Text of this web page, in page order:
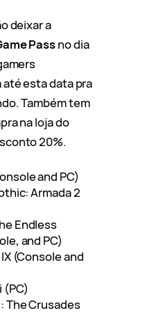
deixar a
Passno dia
esta data pra
Também tem
na loja do
20%.
and PC)
Armada 2
Endless
and PC)
(Console and
(PC)
The Crusades